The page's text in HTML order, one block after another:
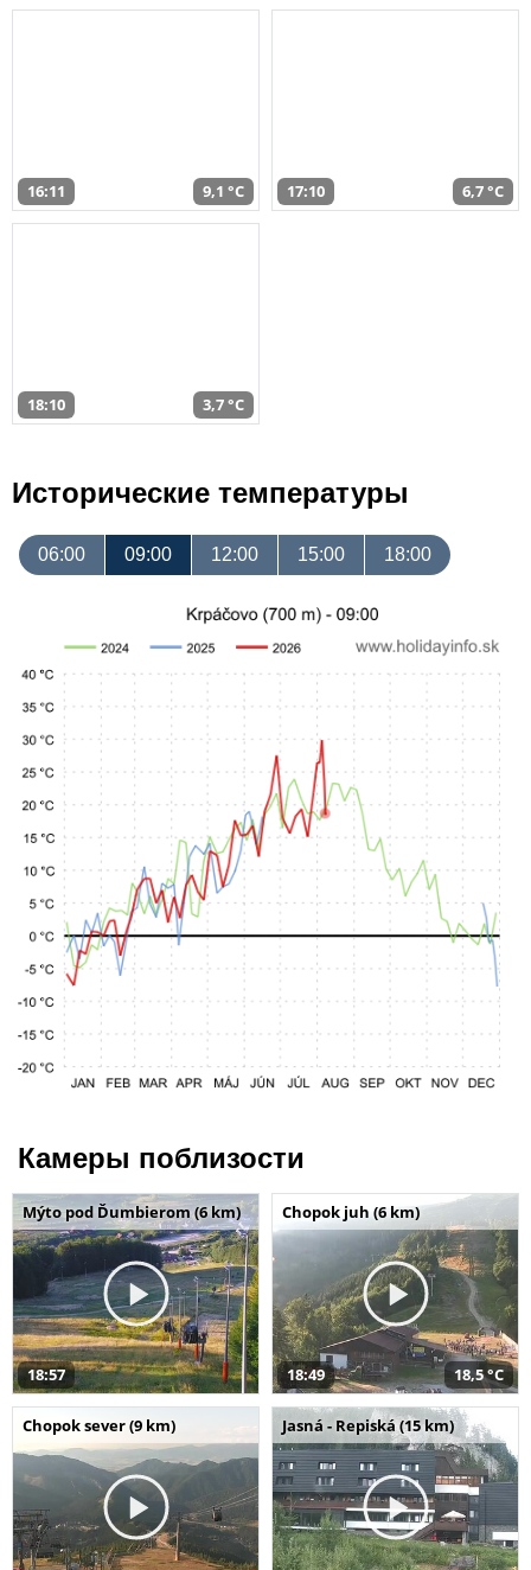
16:11 9,1 °C 17:10 6,7 °C
18:10 3,7 °C
Исторические температуры
06:00 09:00 12:00 15:00 18:00
Камеры поблизости
Mýto pod Ďumbierom (6 km)
18:57
Chopok juh (6 km)
18:49 18,5 °C
Chopok sever (9 km) Jasná - Repiská (15 km)